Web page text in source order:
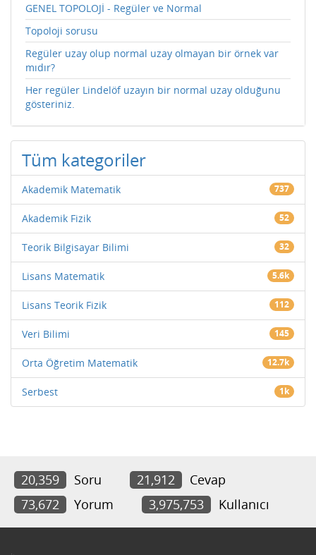
GENEL TOPOLOJİ - Regüler ve Normal
Topoloji sorusu
Regüler uzay olup normal uzay olmayan bir örnek var
mıdır?
Her regüler Lindelöf uzayın bir normal uzay olduğunu
gösteriniz.
Tüm kategoriler
Akademik Matematik 737
Akademik Fizik 52
Teorik Bilgisayar Bilimi 32
Lisans Matematik 5.6k
Lisans Teorik Fizik 112
Veri Bilimi 145
Orta Öğretim Matematik 12.7k
Serbest 1k
20,359 Soru 21,912
Cevap
73,672
Yorum 3,975,753 Kullanıcı